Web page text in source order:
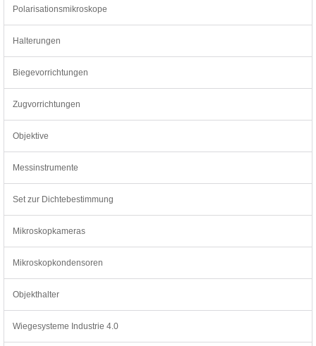
Polarisationsmikroskope
Halterungen
Biegevorrichtungen
Zugvorrichtungen
Objektive
Messinstrumente
Set zur Dichtebestimmung
Mikroskopkameras
Mikroskopkondensoren
Objekthalter
Wiegesysteme Industrie 4.0